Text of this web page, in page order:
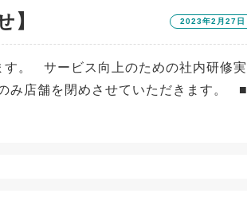
】 2023年2月27日
す。 サービス向上のための社内研修実
み店舗を閉めさせていただきます。 ■